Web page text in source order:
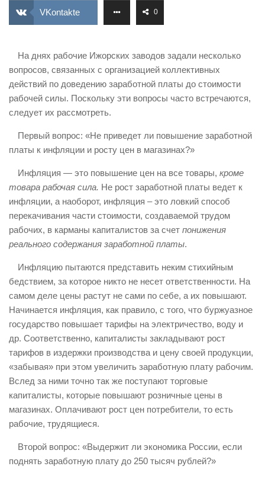
ИЗУЧЕНИЕ ДИАЛЕКТИКИ
ФЕДЕРАЦИЯ ПРОФСОЮЗОВ РОССИИ
НАРОДНАЯ ПРАВДА
VKontakte 0
На днях рабочие Ижорских заводов задали несколько
вопросов, связанных с организацией коллективных
действий по доведению заработной платы до стоимости
рабочей силы. Поскольку эти вопросы часто встречаются,
следует их рассмотреть.
Первый вопрос: «Не приведет ли повышение заработной
платы к инфляции и росту цен в магазинах?»
Инфляция — это повышение цен на все товары, кроме
товара рабочая сила. Не рост заработной платы ведет к
инфляции, а наоборот, инфляция – это ловкий способ
перекачивания части стоимости, создаваемой трудом
рабочих, в карманы капиталистов за счет понижения
реального содержания заработной платы.
Инфляцию пытаются представить неким стихийным
бедствием, за которое никто не несет ответственности. На
самом деле цены растут не сами по себе, а их повышают.
Начинается инфляция, как правило, с того, что буржуазное
государство повышает тарифы на электричество, воду и
др. Соответственно, капиталисты закладывают рост
тарифов в издержки производства и цену своей продукции,
«забывая» при этом увеличить заработную плату рабочим.
Вслед за ними точно так же поступают торговые
капиталисты, которые повышают розничные цены в
магазинах. Оплачивают рост цен потребители, то есть
рабочие, трудящиеся.
Второй вопрос: «Выдержит ли экономика России, если
поднять заработную плату до 250 тысяч рублей?»